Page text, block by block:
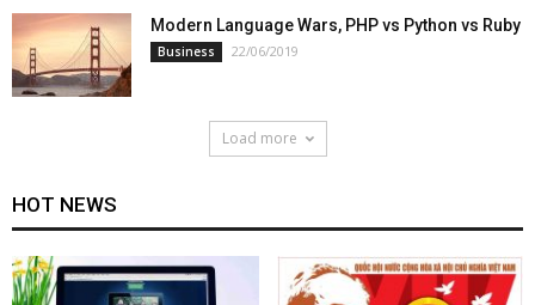
Modern Language Wars, PHP vs Python vs Ruby
Business 22/06/2019
Load more
HOT NEWS